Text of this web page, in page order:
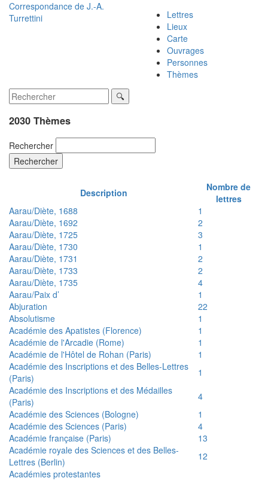
Correspondance de J.-A.
Turrettini
Lettres
Lieux
Carte
Ouvrages
Personnes
Thèmes
2030 Thèmes
Rechercher
Rechercher
Description
Nombre de
lettres
Aarau/Diète, 1688
1
Aarau/Diète, 1692
2
Aarau/Diète, 1725
3
Aarau/Diète, 1730
1
Aarau/Diète, 1731
2
Aarau/Diète, 1733
2
Aarau/Diète, 1735
4
Aarau/Paix d’
1
Abjuration
22
Absolutisme
1
Académie des Apatistes (Florence)
1
Académie de l'Arcadie (Rome)
1
Académie de l'Hôtel de Rohan (Paris)
1
Académie des Inscriptions et des Belles-Lettres
(Paris)
1
Académie des Inscriptions et des Médailles
(Paris)
4
Académie des Sciences (Bologne)
1
Académie des Sciences (Paris)
4
Académie française (Paris)
13
Académie royale des Sciences et des Belles-
Lettres (Berlin)
12
Académies protestantes